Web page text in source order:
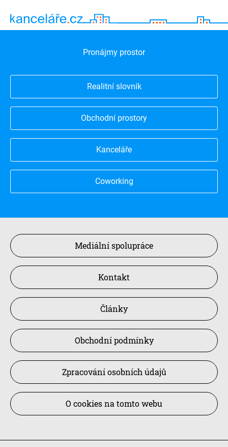
Pronájmy prostor
Realitní slovník
Obchodní prostory
Kanceláře
Coworking
Mediální spolupráce
Kontakt
Články
Obchodní podmínky
Zpracování osobních údajů
O cookies na tomto webu